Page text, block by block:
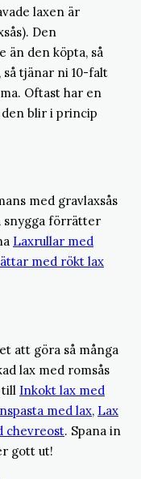
laxen är
Den
än den köpta, så
tjänar ni 10-falt
Oftast har en
den blir i princip
med gravlaxsås
snygga förrätter
Laxrullar med
med rökt lax
att göra så många
lax med romsås
till Inkokt lax med
med lax, Lax
chevreost. Spana in
gott ut!